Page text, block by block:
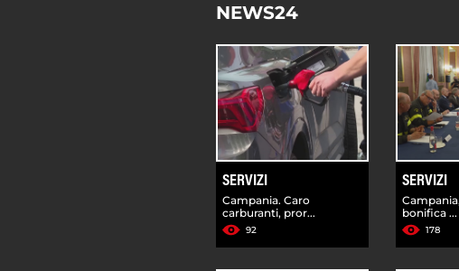
NEWS24
SERVIZI
Campania. Caro
carburanti, pror...
92
SERVIZI
bonifica ...
178